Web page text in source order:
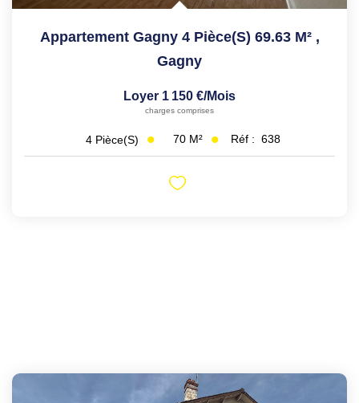
Appartement Gagny 4 Pièce(s) 69.63 M² ,
Gagny
Loyer 1 150 €/mois
charges comprises
4 Pièce(s) 70 M² Réf : 638